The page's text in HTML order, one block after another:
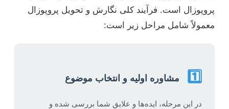
پروپوزال است. فرآیند کلی نگارش و تحویل پروپوزال
معمولاً شامل مراحل زیر است:
1️⃣ مشاوره اولیه و انتخاب موضوع
در این مرحله، ایده‌ها و علایق شما بررسی شده و